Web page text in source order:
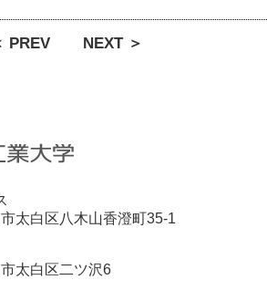
PREV NEXT ＞
太白区八木山香澄町35-1
太白区二ツ沢6